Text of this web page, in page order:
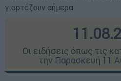
γιορτάζουν σήμερα
Οι ειδήσεις όπως τις
την Παρασκευή 11